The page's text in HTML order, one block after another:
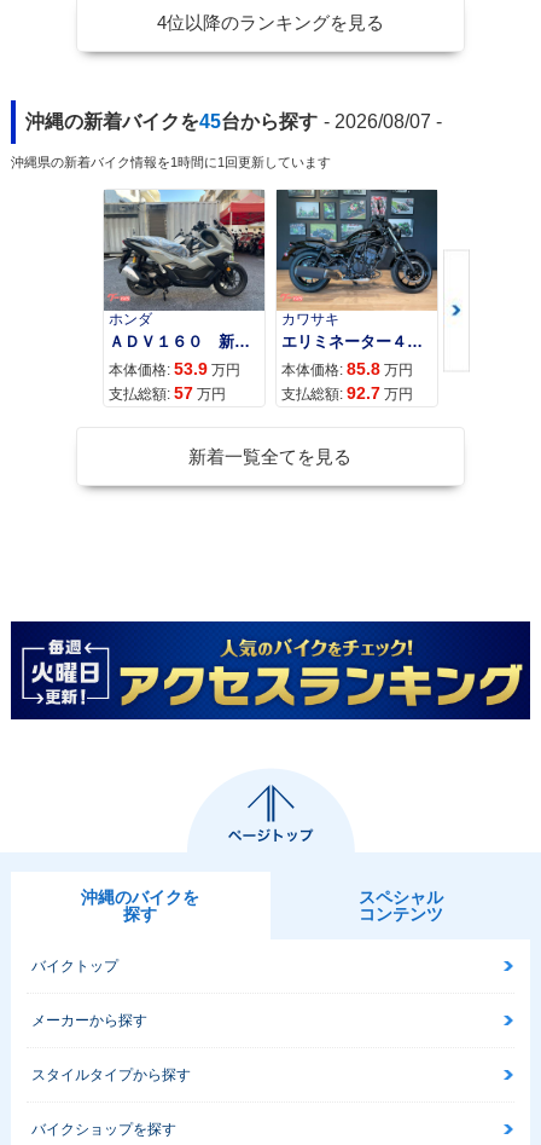
4位以降のランキングを見る
沖縄の新着バイクを45台から探す - 2026/08/07 -
沖縄県の新着バイク情報を1時間に1回更新しています
ホンダ
ＡＤＶ１６０ 新車 ２０２６年最新モデル パールスモーキーグレー スマートキー ２９Ｌメットイン ＵＳＢ Ｔｙｐｅ−Ｃ装備
本体価格: 53.9 万円
支払総額: 57 万円
カワサキ
エリミネーター４００
本体価格: 85.8 万円
支払総額: 92.7 万円
カワサキ
本体価格:
新着一覧全てを見る
沖縄のバイクを
探す
スペシャル
コンテンツ
バイクトップ
メーカーから探す
スタイルタイプから探す
バイクショップを探す